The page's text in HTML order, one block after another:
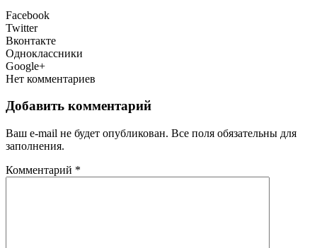
Facebook
Twitter
Вконтакте
Одноклассники
Google+
Нет комментариев
Добавить комментарий
Ваш e-mail не будет опубликован. Все поля обязательны для
заполнения.
Комментарий *